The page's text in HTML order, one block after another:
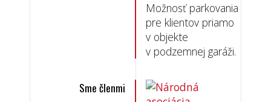
Možnosť parkovania
pre klientov priamo
v objekte
v podzemnej garáži.
Sme členmi